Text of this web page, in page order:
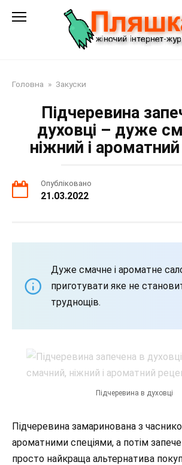
Головна » Закуски
Підчеревина
духовці – дуже
ніжний і
Опубліковано
21.03.2022
Дуже смачне і ароматне
приготувати яке не
труднощів.
Підчеревина в духовці
Підчеревина замаринована з
ароматними спеціями, а потім
просто найкраща альтернатива